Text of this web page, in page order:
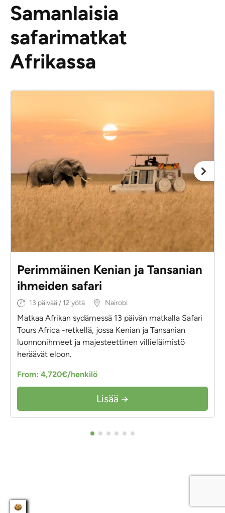
Samanlaisia
safarimatkat
Afrikassa
Perimmäinen Kenian ja Tansanian
ihmeiden safari
13 päivää / 12 yötä Nairobi
Matkaa Afrikan sydämessä 13 päivän matkalla Safari
Tours Africa -retkellä, jossa Kenian ja Tansanian
luonnonihmeet ja majesteettinen villieläimistö
heräävät eloon.
From: 4,720€/henkilö
Lisää →